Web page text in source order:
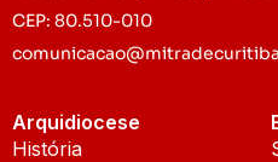
CEP: 80.510-010
Arquidiocese
História